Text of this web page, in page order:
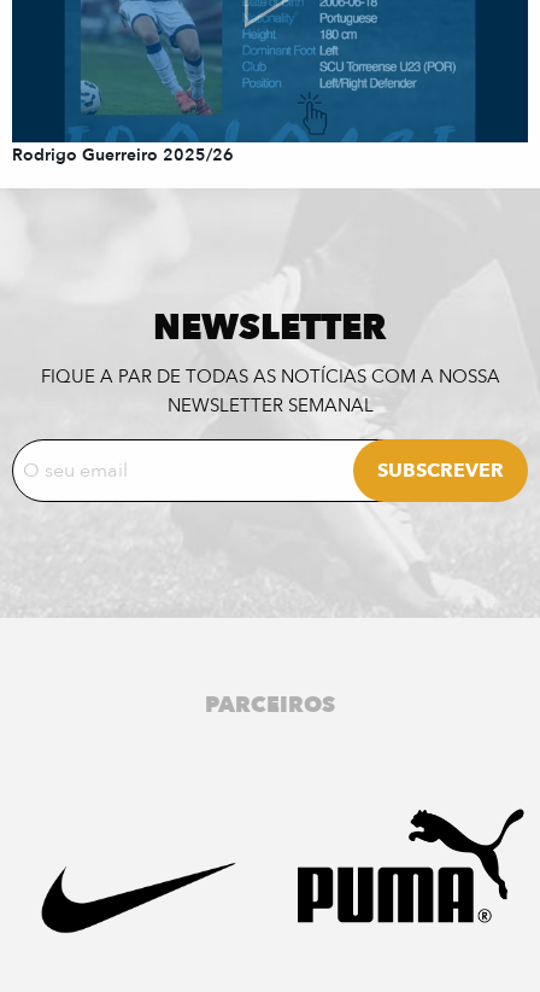
Rodrigo Guerreiro 2025/26
NEWSLETTER
FIQUE A PAR DE TODAS AS NOTÍCIAS COM A NOSSA
NEWSLETTER SEMANAL
PARCEIROS